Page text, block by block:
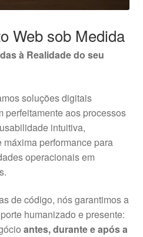
Web sob Medida
à Realidade do seu
soluções digitais
perfeitamente aos processos
intuitiva,
performance para
operacionais em
de código, nós garantimos a
humanizado e presente:
antes, durante e após a